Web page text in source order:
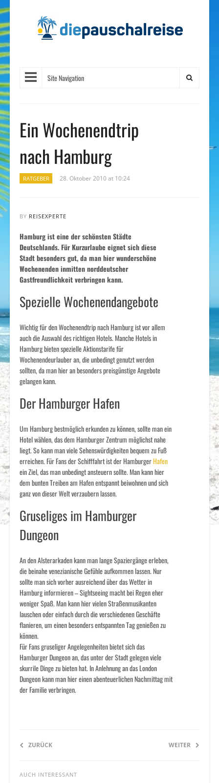
Site Navigation
Ein Wochenendtrip
nach Hamburg
RATGEBER 28. Oktober 2010 at 10:24
BY REISEXPERTE
Hamburg ist eine der schönsten Städte
Deutschlands. Für Kurzurlaube eignet sich diese
Stadt besonders gut, da man hier wunderschöne
Wochenenden inmitten norddeutscher
Gastfreundlichkeit verbringen kann.
Spezielle Wochenendangebote
Wichtig für den Wochenendtrip nach Hamburg ist vor allem
auch die Auswahl des richtigen Hotels. Manche Hotels in
Hamburg bieten spezielle Aktionstarife für
Wochenendeurlauber an, die unbedingt genutzt werden
sollten, da man hier an besonders preisgünstige Angebote
gelangen kann.
Der Hamburger Hafen
Um Hamburg bestmöglich erkunden zu können, sollte man ein
Hotel wählen, das dem Hamburger Zentrum möglichst nahe
liegt. So kann man viele Sehenswürdigkeiten bequem zu Fuß
erreichen. Für Fans der Schifffahrt ist der HamburgerHafen
ein Ziel, das man unbedingt ansteuern sollte. Man kann hier
dem bunten Treiben am Hafen entspannt beiwohnen und sich
ganz von dieser Welt verzaubern lassen.
Gruseliges im Hamburger
Dungeon
An den Alsterarkaden kann man lange Spaziergänge erleben,
die beinahe venezianische Gefühle aufkommen lassen. Nur
sollte man sich vorher ausreichend über das Wetter in
Hamburg informieren – Sightseeing macht bei Regen eher
weniger Spaß. Man kann hier vielen Straßenmusikanten
lauschen oder einfach durch die verschiedenen Geschäfte
flanieren, um einen besonders entspannten Tag genießen zu
können.
Für Fans gruseliger Angelegenheiten bietet sich das
Hamburger Dungeon an, das unter der Stadt gelegen viele
skurrile Dinge zu bieten hat. In Anlehnung an das London
Dungeon kann man hier einen abenteuerlichen Nachmittag mit
der Familie verbringen.
ZURÜCK WEITER
AUCH INTERESSANT